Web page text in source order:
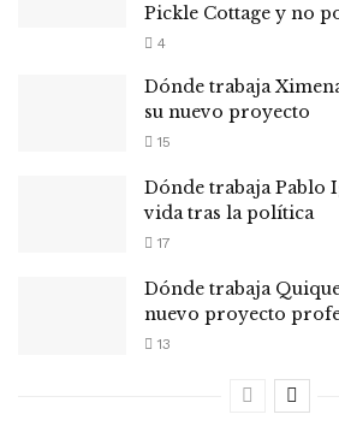
Pickle Cottage y no
4
Dónde trabaja
su nuevo proyecto
15
Dónde trabaja Pablo
vida tras la política
17
Dónde trabaja
nuevo proyecto
13